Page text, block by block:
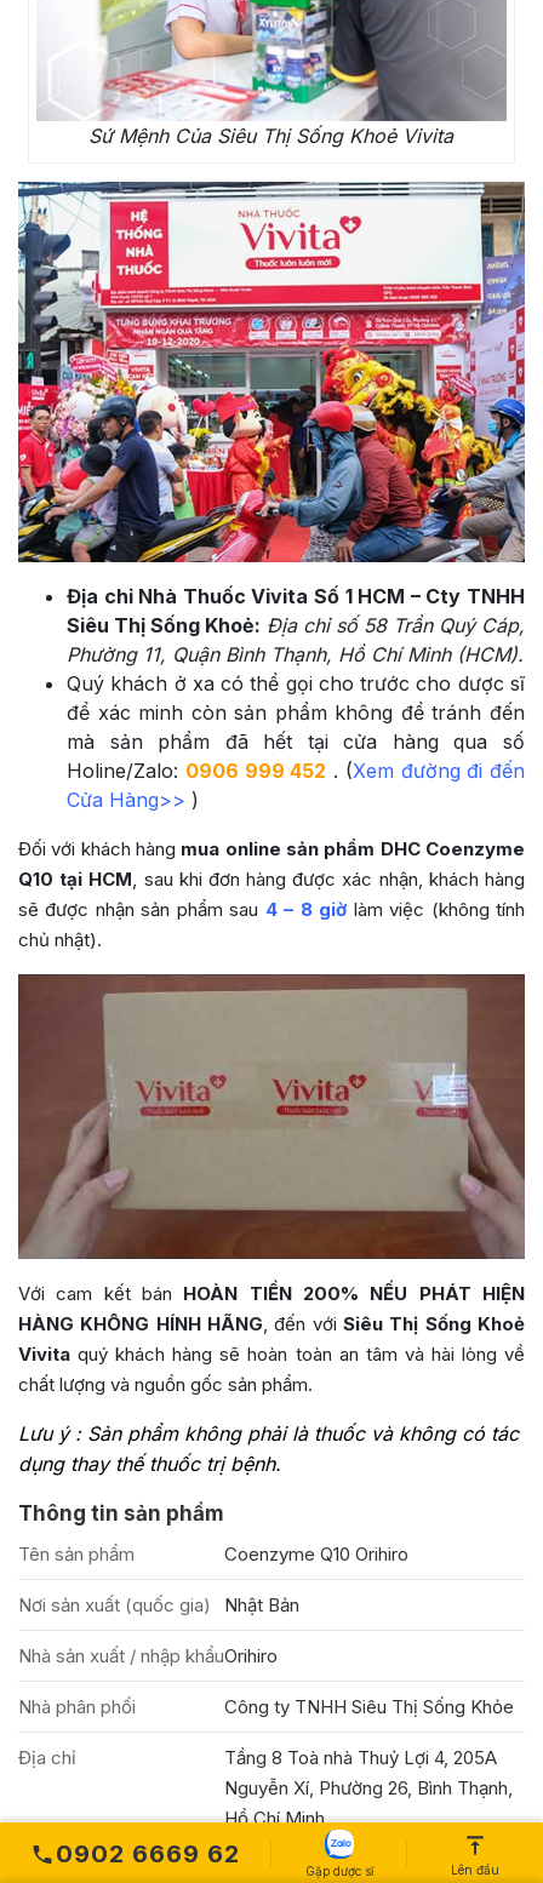
Sứ Mệnh Của Siêu Thị Sống Khoẻ Vivita
Địa chỉ Nhà Thuốc Vivita Số 1 HCM – Cty TNHH
Siêu Thị Sống Khoẻ: Địa chỉ số 58 Trần Quý Cáp,
Phường 11, Quận Bình Thạnh, Hồ Chí Minh (HCM).
Quý khách ở xa có thể gọi cho trước cho dược sĩ
để xác minh còn sản phẩm không để tránh đến
mà sản phẩm đã hết tại cửa hàng qua số
Holine/Zalo: 0906 999 452 . (Xem đường đi đến
Cửa Hàng>> )
Đối với khách hàng mua online sản phẩm DHC Coenzyme
Q10 tại HCM , sau khi đơn hàng được xác nhận, khách hàng
sẽ được nhận sản phẩm sau 4 – 8 giờ làm việc (không tính
chủ nhật).
Với cam kết bán HOÀN TIỀN 200% NẾU PHÁT HIỆN
HÀNG KHÔNG HÍNH HÃNG , đến với Siêu Thị Sống Khoẻ
Vivita quý khách hàng sẽ hoàn toàn an tâm và hài lòng về
chất lượng và nguồn gốc sản phẩm.
Lưu ý : Sản phẩm không phải là thuốc và không có tác
dụng thay thế thuốc trị bệnh.
Thông tin sản phẩm
Tên sản phẩm Coenzyme Q10 Orihiro
Nơi sản xuất (quốc gia) Nhật Bản
Nhà sản xuất / nhập khẩuOrihiro
Nhà phân phối Công ty TNHH Siêu Thị Sống Khỏe
Địa chỉ
Tầng 8 Toà nhà Thuỷ Lợi 4, 205A
Nguyễn Xí, Phường 26, Bình Thạnh,
Hồ Chí Minh
Quy cách đóng gói Hộp 90 viên
0902 6669 62
Gặp dược sĩ Lên đầu